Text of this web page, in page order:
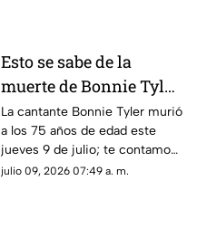
Esto se sabe de la
muerte de Bonnie Tyler,
cantante de “Total
Eclipse of the Heart”
hoy 9 de julio
La cantante Bonnie Tyler murió
a los 75 años de edad este
jueves 9 de julio; te contamos
lo que se sabe de su
julio 09, 2026 07:49 a. m.